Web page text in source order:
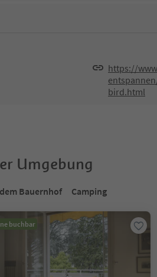
https://
bird.html
Umgebung
Bauernhof Camping
buchbar